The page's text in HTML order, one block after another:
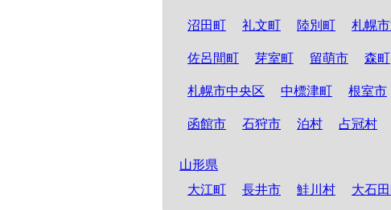
沼田町 礼文町 陸別町 札幌
佐呂間町 芽室町 留萌市 森町
札幌市中央区 中標津町 根室市
函館市 石狩市 泊村 占冠村
山形県
大江町
長井市 鮭川村 大石